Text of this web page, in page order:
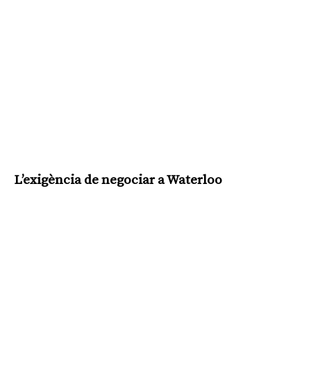
L’exigència de negociar a Waterloo